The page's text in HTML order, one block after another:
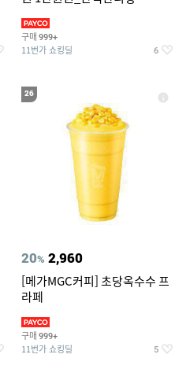
구매 999+
11번가 쇼킹딜 6
26
20% 2,960
[메가MGC커피] 초당옥수수 프
라페
구매 999+
11번가 쇼킹딜 5